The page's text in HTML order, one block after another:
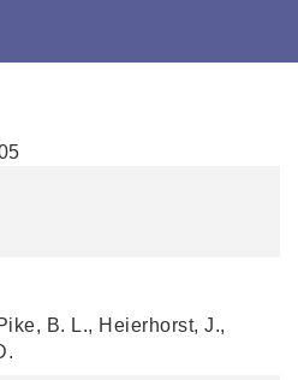
B. L., Heierhorst, J.,